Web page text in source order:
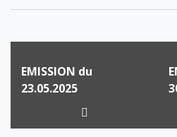
EMISSION du
23.05.2025